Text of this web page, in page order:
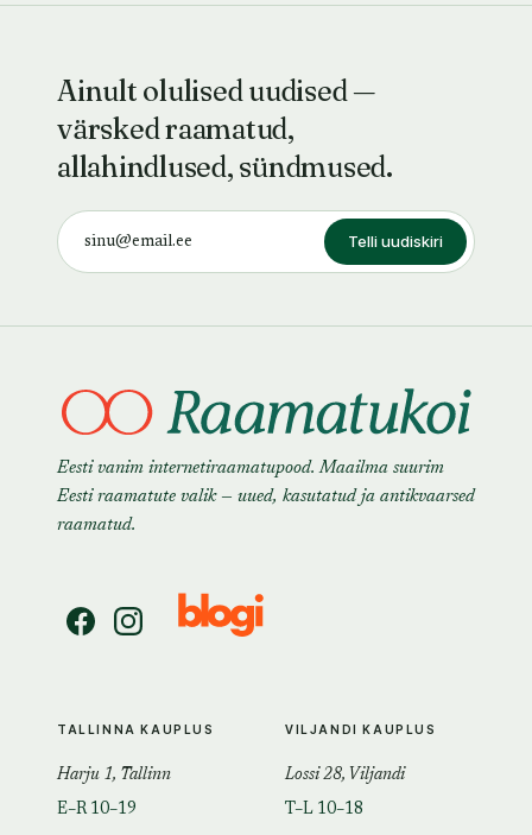
Ainult olulised uudised —
värsked raamatud,
allahindlused, sündmused.
Telli uudiskiri
Eesti vanim internetiraamatupood. Maailma suurim
Eesti raamatute valik — uued, kasutatud ja antikvaarsed
raamatud.
TALLINNA KAUPLUS
Harju 1, Tallinn
E–R 10–19
VILJANDI KAUPLUS
Lossi 28, Viljandi
T–L 10–18